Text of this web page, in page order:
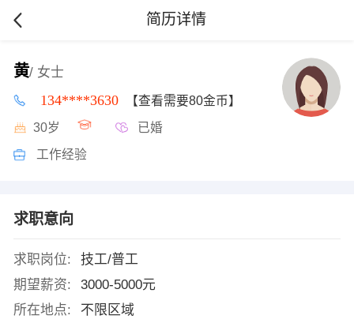
简历详情
黄/ 女士
134****3630 【查看需要80金币】
30岁 已婚
工作经验
求职意向
求职岗位:
技工/普工
期望薪资:
3000-5000元
所在地点:
不限区域